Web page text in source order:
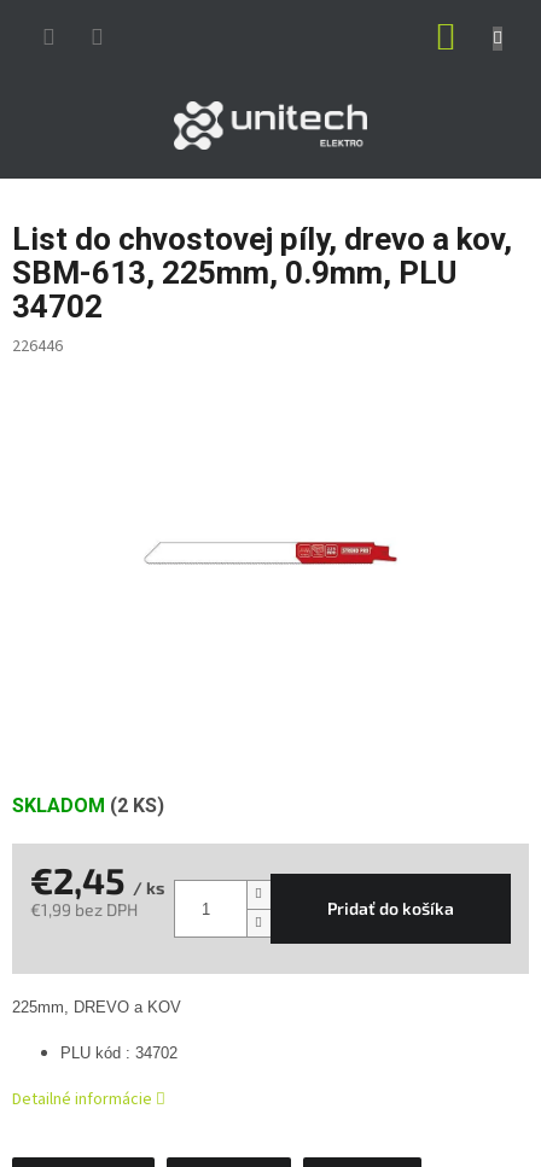
List do chvostovej píly, drevo a kov,
SBM-613, 225mm, 0.9mm, PLU
34702
226446
SKLADOM (2 KS)
€2,45 / ks
€1,99 bez DPH
Pridať do košíka
225mm, DREVO a KOV
PLU kód : 34702
Detailné informácie